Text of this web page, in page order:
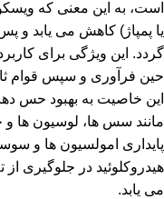
است، به این معنی که
یا پمپاژ) کاهش می یابد و
گردد. این ویژگی برای
حین فرآوری و سپس قوام
این خاصیت به بهبود حس
مانند سس ها، لوسیون ها و
پایداری امولسیون ها و
هیدروکلوئید در جلوگیری
می یابد.